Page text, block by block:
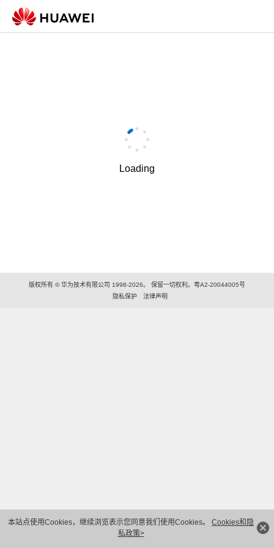
本站点使用Cookies，继续浏览表示您同意我们使用Cookies。 Cookies和隐
私政策>
Loading
版权所有 © 华为技术有限公司 1998-2026。 保留一切权利。粤A2-20044005号
隐私保护
法律声明